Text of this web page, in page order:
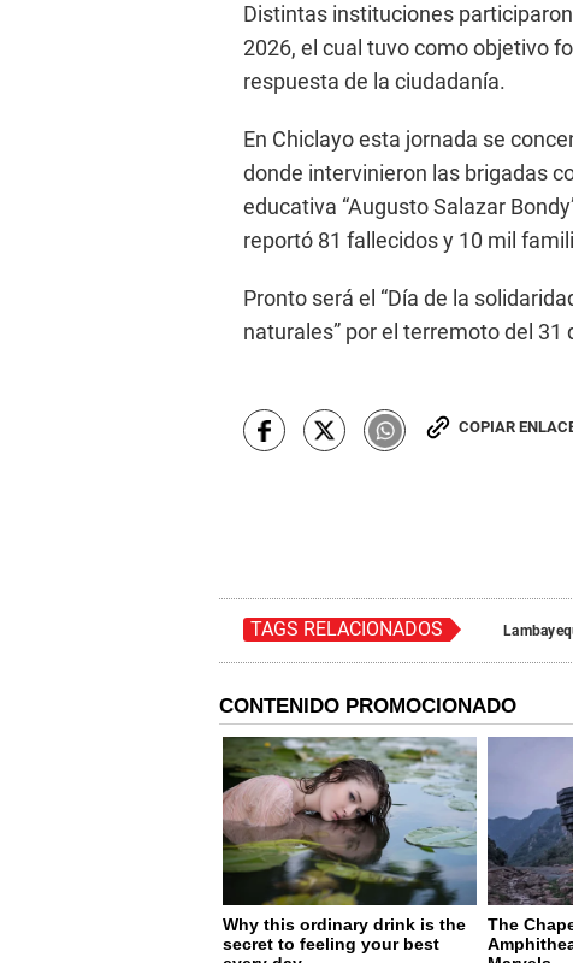
Distintas instituciones
2026, el cual tuvo como objetivo
respuesta de la ciudadanía.
En Chiclayo esta jornada se
donde intervinieron las brigadas
educativa “Augusto Salazar
reportó 81 fallecidos y 10 mil
Pronto será el “Día de la
naturales” por el terremoto del 31
COPIAR
TAGS RELACIONADOS